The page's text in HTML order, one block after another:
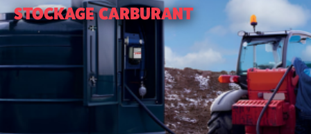
STOCKAGE CARBURANT